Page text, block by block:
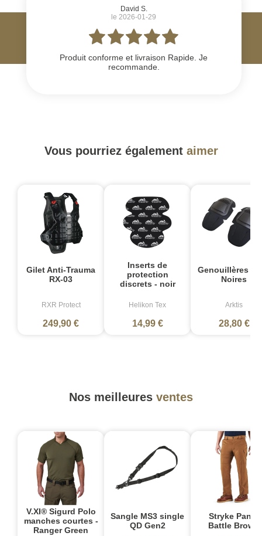
David S.
le 2026-01-29
Produit conforme et livraison Rapide. Je
recommande.
Vous pourriez également aimer
Gilet Anti-Trauma
RX-03
RXR Protect
249,90 €
Inserts de
protection
discrets - noir
Helikon Tex
14,99 €
Genouillères
Noires
Arktis
28,80 €
Nos meilleures ventes
V.XI® Sigurd Polo
manches courtes -
Ranger Green
Sangle MS3 single
QD Gen2
Stryke Pant -
Battle Brown